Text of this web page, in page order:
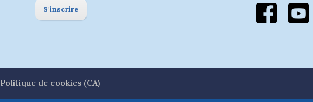
S'inscrire
Politique de cookies (CA)